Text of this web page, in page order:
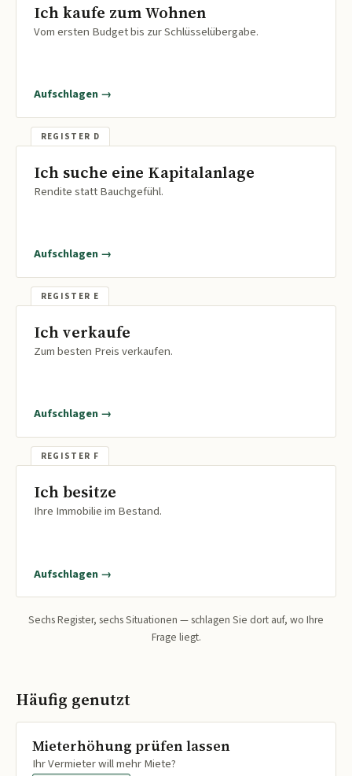
Ich kaufe zum Wohnen
Vom ersten Budget bis zur Schlüsselübergabe.
Aufschlagen →
Ich suche eine Kapitalanlage
Rendite statt Bauchgefühl.
Aufschlagen →
Ich verkaufe
Zum besten Preis verkaufen.
Aufschlagen →
Ich besitze
Ihre Immobilie im Bestand.
Aufschlagen →
Sechs Register, sechs Situationen — schlagen Sie dort auf, wo Ihre
Frage liegt.
Häufig genutzt
Mieterhöhung prüfen lassen
Ihr Vermieter will mehr Miete?